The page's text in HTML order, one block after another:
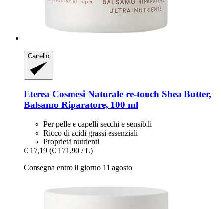
Carrello
Eterea Cosmesi Naturale re-​touch Shea Butter,
Balsamo Riparatore, 100 ml
Per pelle e capelli secchi e sensibili
Ricco di acidi grassi essenziali
Proprietà nutrienti
€ 17,19 (€ 171,90 / L)
Consegna entro il giorno 11 agosto